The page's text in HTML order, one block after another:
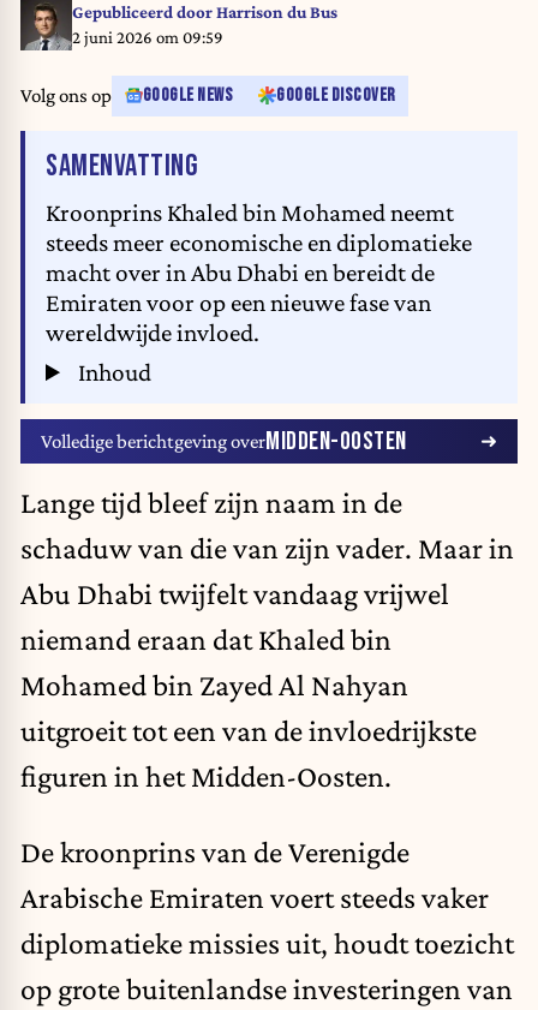
Gepubliceerd doorHarrison du Bus
2 juni 2026 om 09:59
Volg ons op GOOGLE NEWS GOOGLE DISCOVER
SAMENVATTING
Kroonprins Khaled bin Mohamed neemt
steeds meer economische en diplomatieke
macht over in Abu Dhabi en bereidt de
Emiraten voor op een nieuwe fase van
wereldwijde invloed.
Inhoud
Volledige berichtgeving overMIDDEN-OOSTEN
Lange tijd bleef zijn naam in de
schaduw van die van zijn vader. Maar in
Abu Dhabi twijfelt vandaag vrijwel
niemand eraan dat Khaled bin
Mohamed bin Zayed Al Nahyan
uitgroeit tot een van de invloedrijkste
figuren in het Midden-Oosten.
De kroonprins van de Verenigde
Arabische Emiraten voert steeds vaker
diplomatieke missies uit, houdt toezicht
op grote buitenlandse investeringen van